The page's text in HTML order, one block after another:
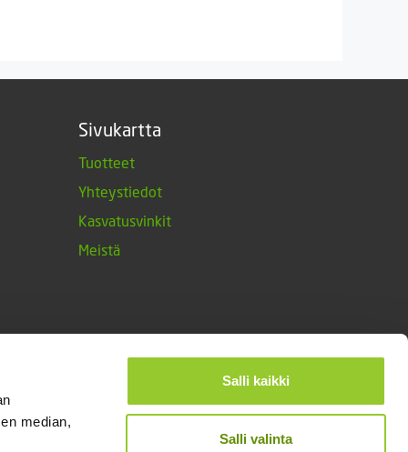
median,
Salli kaikki
Salli valinta
Sivukartta
Tuotteet
Yhteystiedot
Kasvatusvinkit
Meistä